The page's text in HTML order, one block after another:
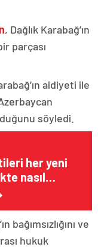
, Dağlık Karabağ’ın
parçası
aidiyeti ile
söyledi.
her yeni
nasıl
bağımsızlığını ve
hukuk